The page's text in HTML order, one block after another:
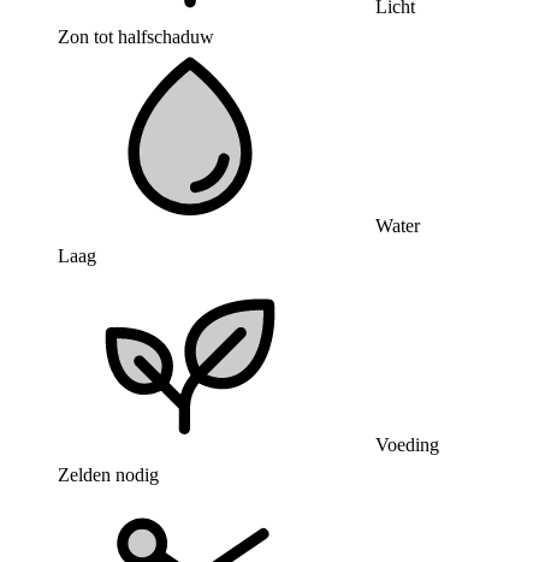
Licht
Zon tot halfschaduw
Water
Laag
Voeding
Zelden nodig